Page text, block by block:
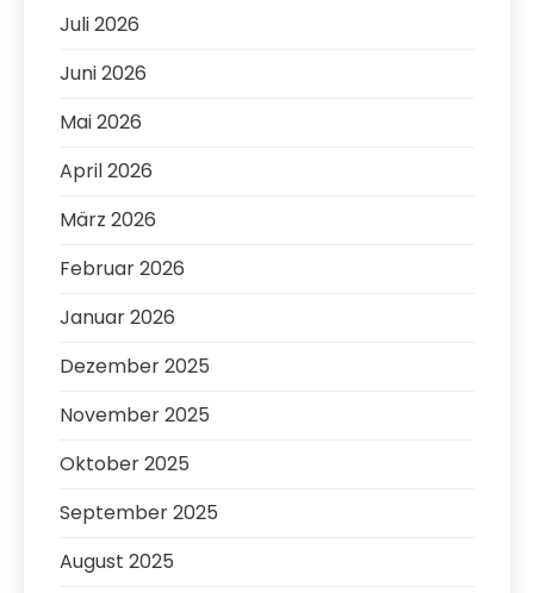
Juli 2026
Juni 2026
Mai 2026
April 2026
März 2026
Februar 2026
Januar 2026
Dezember 2025
November 2025
Oktober 2025
September 2025
August 2025